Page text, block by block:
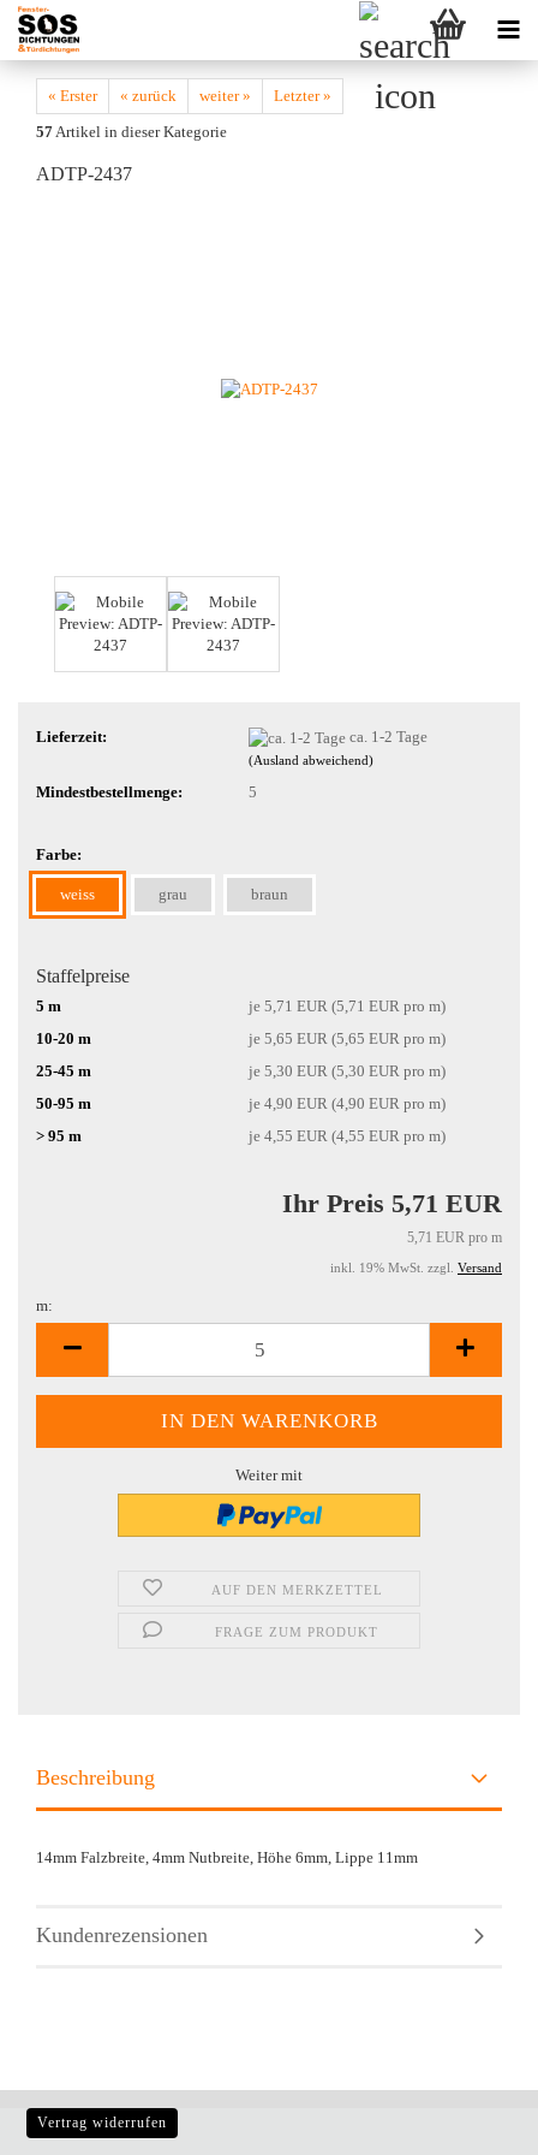
« Erster « zurück weiter »
Letzter »
57Artikel in dieser Kategorie
ADTP-2437
Lieferzeit: ca. 1-2 Tage
(Ausland abweichend)
Mindestbestellmenge: 5
Farbe:
weiss grau braun
Staffelpreise
5 m
je 5,71 EUR (5,71 EUR pro m)
10-20 m
je 5,65 EUR (5,65 EUR pro m)
25-45 m
je 5,30 EUR (5,30 EUR pro m)
50-95 m
je 4,90 EUR (4,90 EUR pro m)
> 95 m
je 4,55 EUR (4,55 EUR pro m)
Ihr Preis 5,71 EUR
5,71 EUR pro m
inkl. 19% MwSt. zzgl. Versand
m:
Weiter mit
AUF DEN MERKZETTEL
FRAGE ZUM PRODUKT
Beschreibung
14mm Falzbreite, 4mm Nutbreite, Höhe 6mm, Lippe 11mm
Kundenrezensionen
Vertrag widerrufen